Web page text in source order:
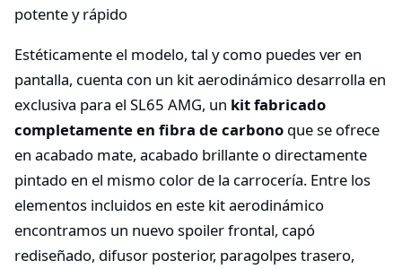
potente y rápido
Estéticamente el modelo, tal y como puedes ver en
pantalla, cuenta con un kit aerodinámico desarrolla en
exclusiva para el SL65 AMG, un kit fabricado
completamente en fibra de carbono que se ofrece
en acabado mate, acabado brillante o directamente
pintado en el mismo color de la carrocería. Entre los
elementos incluidos en este kit aerodinámico
encontramos un nuevo spoiler frontal, capó
rediseñado, difusor posterior, paragolpes trasero,